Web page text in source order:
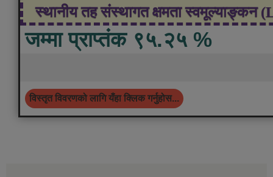
स्थानीय तह संस्थागत क्षमता स्वमूल्याङ्कन
जम्मा प्राप्तंक ९५.२५ %
विस्तृत विवरणको लागि यँहा क्लिक गर्नुहोस...